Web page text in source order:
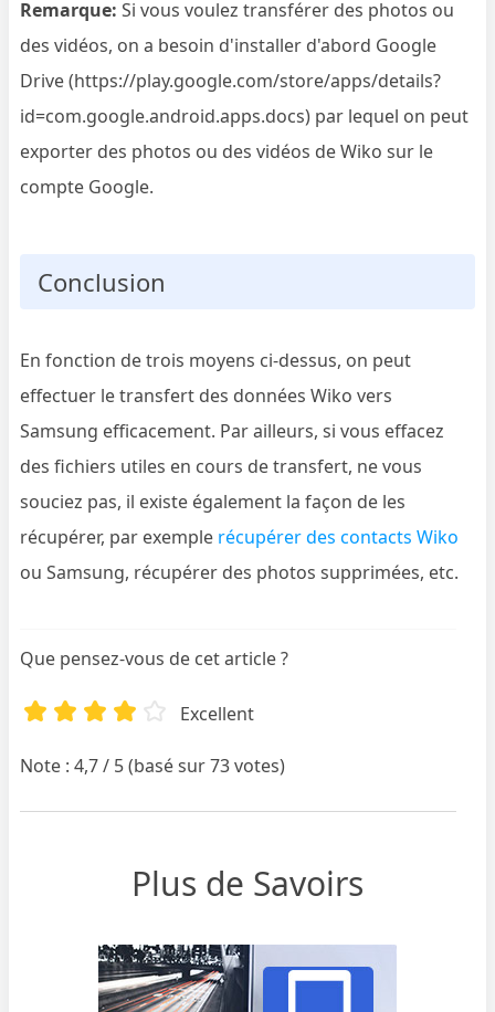
Remarque: Si vous voulez transférer des photos ou
des vidéos, on a besoin d'installer d'abord Google
Drive (https://play.google.com/store/apps/details?
id=com.google.android.apps.docs) par lequel on peut
exporter des photos ou des vidéos de Wiko sur le
compte Google.
Conclusion
En fonction de trois moyens ci-dessus, on peut
effectuer le transfert des données Wiko vers
Samsung efficacement. Par ailleurs, si vous effacez
des fichiers utiles en cours de transfert, ne vous
souciez pas, il existe également la façon de les
récupérer, par exemple récupérer des contacts Wiko
ou Samsung, récupérer des photos supprimées, etc.
Que pensez-vous de cet article ?
Excellent
Note : 4,7 / 5 (basé sur 73 votes)
Plus de Savoirs